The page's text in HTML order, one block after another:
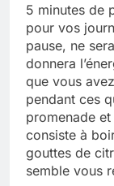
5 minutes de
pour vos
pause, ne
donnera
que vous
pendant ces
promenade
consiste à
gouttes de
semble vous